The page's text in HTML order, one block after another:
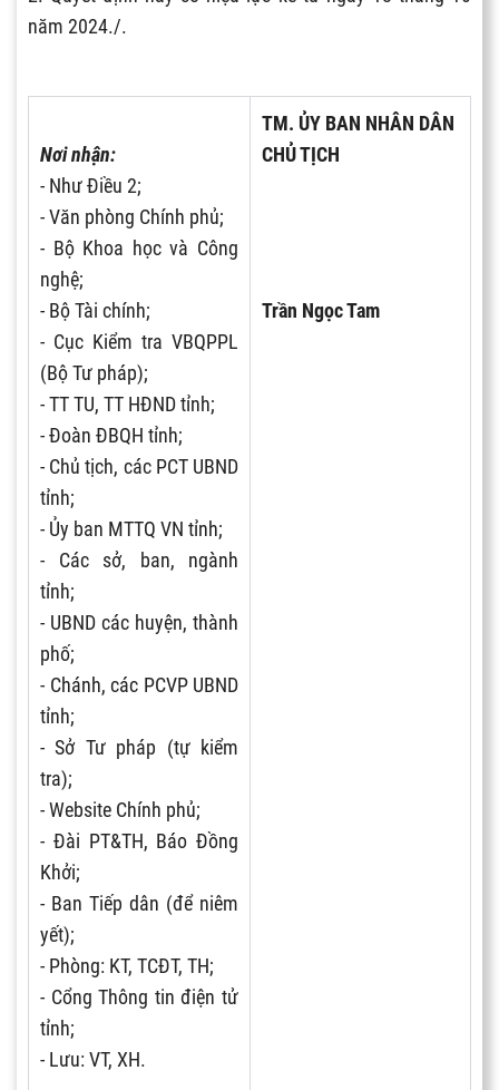
năm 2024./.
Nơi nhận:
- Như Điều 2;
- Văn phòng Chính phủ;
- Bộ Khoa học và Công
nghệ;
- Bộ Tài chính;
- Cục Kiểm tra VBQPPL
(Bộ Tư pháp);
- TT TU, TT HĐND tỉnh;
- Đoàn ĐBQH tỉnh;
- Chủ tịch, các PCT UBND
tỉnh;
- Ủy ban MTTQ VN tỉnh;
- Các sở, ban, ngành
tỉnh;
- UBND các huyện, thành
phố;
- Chánh, các PCVP UBND
tỉnh;
- Sở Tư pháp (tự kiểm
tra);
- Website Chính phủ;
- Đài PT&TH, Báo Đồng
Khởi;
- Ban Tiếp dân (để niêm
yết);
- Phòng: KT, TCĐT, TH;
- Cổng Thông tin điện tử
tỉnh;
- Lưu: VT, XH.
TM. ỦY BAN NHÂN DÂN
CHỦ TỊCH
Trần Ngọc Tam